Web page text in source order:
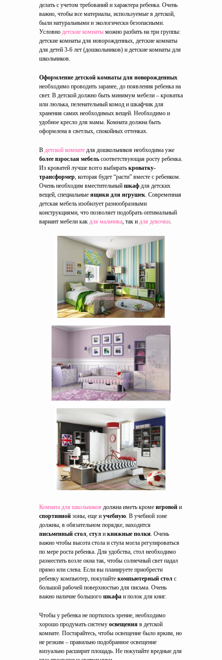
делать с учетом требований и характера ребенка. Очень
важно, чтобы все материалы, используемые в детской,
были натуральными и экологически безопасными.
Условно детские комнаты можно разбить на три группы:
детские комнаты для новорожденных, детские комнаты
для детей 3-6 лет (дошкольников) и детские комнаты для
школьников.
Оформление детской комнаты для новорожденных
необходимо проводить заранее, до появления ребенка на
свет. В детской должно быть минимум мебели – кроватка
или люлька, пеленательный комод и шкафчик для
хранения самих необходимых вещей. Необходимо и
удобное кресло для мамы. Комната должна быть
оформлена в светлых, спокойных оттенках.
В детской комнате для дошкольников необходима уже
более взрослая мебель соответствующая росту ребенка.
Из кроватей лучше всего выбирать кроватку-
трансформер, которая будет “расти” вместе с ребенком.
Очень необходим вместительный шкаф для детских
вещей, специальные ящики для игрушек. Современная
детская мебель изобилует разнообразными
конструкциями, что позволяет подобрать оптимальный
вариант мебели как для мальчика, так и для девочки.
Комната для школьников должна иметь кроме игровой и
спортивной зоны, еще и учебную. В учебной зоне
должны, в обязательном порядке, находится
письменный стол, стул и книжные полки. Очень
важно чтобы высота стола и стула могла регулироваться
по мере роста ребенка. Для удобства, стол необходимо
разместить возле окна так, чтобы солнечный свет падал
прямо или слева. Если вы планируете приобрести
ребенку компьютер, покупайте компьютерный стол с
большой рабочей поверхностью для письма. Очень
важно наличие большого шкафа и полок для книг.
Чтобы у ребенка не портилось зрение, необходимо
хорошо продумать систему освещения в детской
комнате. Постарайтесь, чтобы освещение было ярким, но
не резким – правильно подобранное освещение
визуально расширит площадь. Не покупайте вредные для